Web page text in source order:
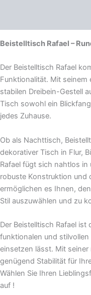
Beistelltisch Rafael –
Der Beistelltisch Rafael
Funktionalität. Mit
stabilen Dreibein-Gestell
Tisch sowohl ein
jedes Zuhause.
Ob als Nachttisch,
dekorativer Tisch in Flur,
Rafael fügt sich nahtlos
robuste Konstruktion und
ermöglichen es Ihnen,
Stil auszuwählen und zu
Der Beistelltisch Rafael ist
funktionalen und
einsetzen lässt. Mit
genügend Stabilität für
Wählen Sie Ihren
auf !